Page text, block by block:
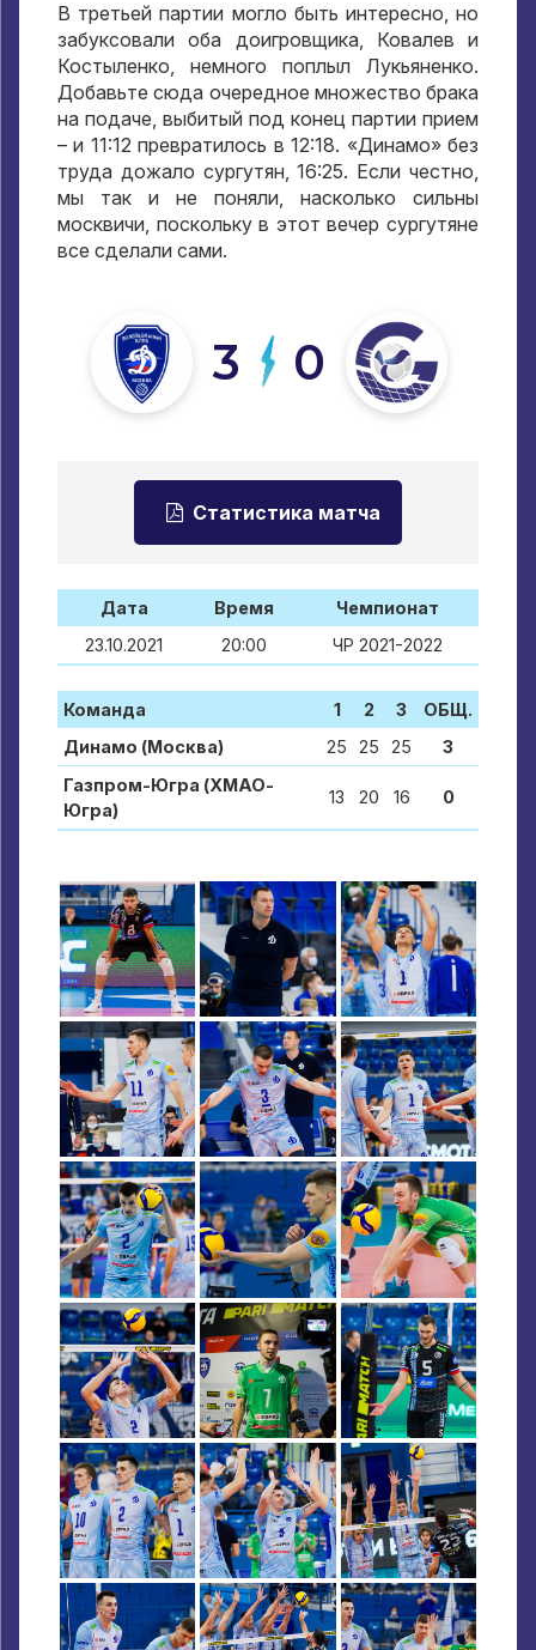
В третьей партии могло быть интересно, но
забуксовали оба доигровщика, Ковалев и
Костыленко, немного поплыл Лукьяненко.
Добавьте сюда очередное множество брака
на подаче, выбитый под конец партии прием
– и 11:12 превратилось в 12:18. «Динамо» без
труда дожало сургутян, 16:25. Если честно,
мы так и не поняли, насколько сильны
москвичи, поскольку в этот вечер сургутяне
все сделали сами.
3 0
Статистика матча
Дата Время
Чемпионат
23.10.2021
20:00 ЧР 2021-2022
Команда 1 2 3
ОБЩ.
Динамо (Москва)
25 25 25
3
Газпром-Югра (ХМАО-
Югра)
13 20 16 0